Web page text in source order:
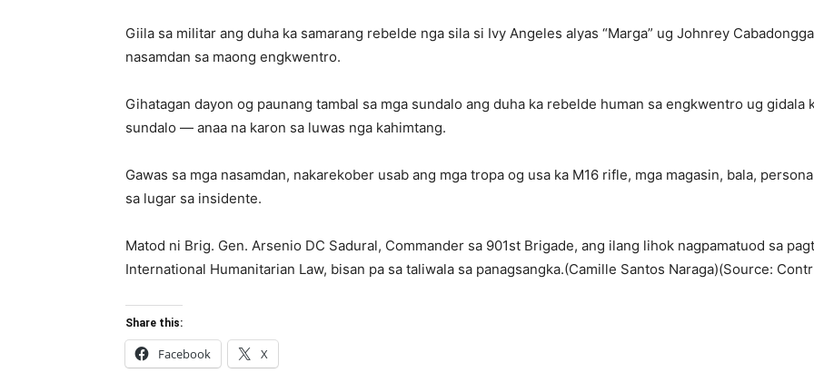
Giila sa militar ang duha ka samarang rebelde nga sila si Ivy Angeles alyas “Marga” ug Johnrey
nasamdan sa maong engkwentro.
Gihatagan dayon og paunang tambal sa mga sundalo ang duha ka rebelde human sa engkwentro ug
sundalo — anaa na karon sa luwas nga kahimtang.
Gawas sa mga nasamdan, nakarekober usab ang mga tropa og usa ka M16 rifle, mga magasin, bala,
sa lugar sa insidente.
Matod ni Brig. Gen. Arsenio DC Sadural, Commander sa 901st Brigade, ang ilang lihok nagpamatuod sa
International Humanitarian Law, bisan pa sa taliwala sa panagsangka.(Camille Santos Naraga)(Source:
Share this:
Facebook X